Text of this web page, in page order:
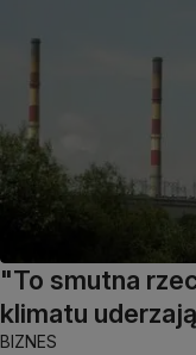
"To smutna
klimatu
BIZNES